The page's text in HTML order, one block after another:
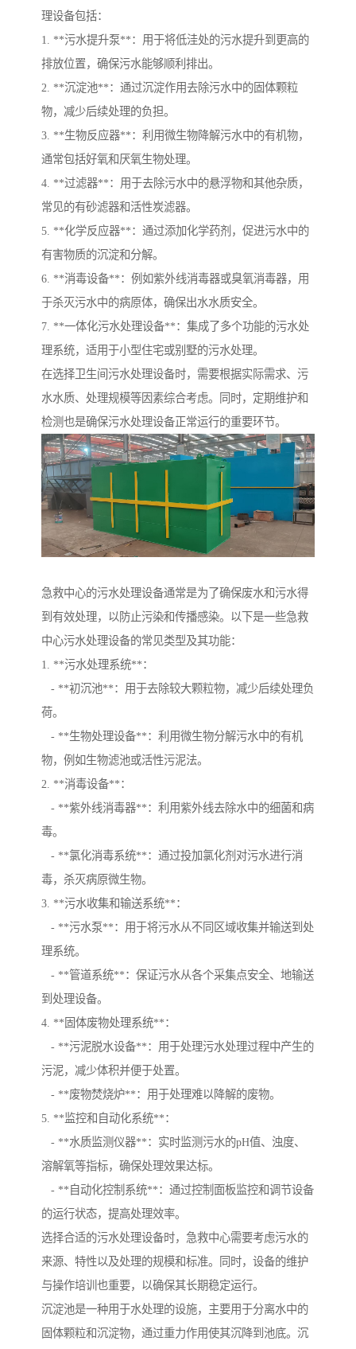
理设备包括：
1. **污水提升泵**：用于将低洼处的污水提升到更高的
排放位置，确保污水能够顺利排出。
2. **沉淀池**：通过沉淀作用去除污水中的固体颗粒
物，减少后续处理的负担。
3. **生物反应器**：利用微生物降解污水中的有机物，
通常包括好氧和厌氧生物处理。
4. **过滤器**：用于去除污水中的悬浮物和其他杂质，
常见的有砂滤器和活性炭滤器。
5. **化学反应器**：通过添加化学药剂，促进污水中的
有害物质的沉淀和分解。
6. **消毒设备**：例如紫外线消毒器或臭氧消毒器，用
于杀灭污水中的病原体，确保出水水质安全。
7. **一体化污水处理设备**：集成了多个功能的污水处
理系统，适用于小型住宅或别墅的污水处理。
在选择卫生间污水处理设备时，需要根据实际需求、污
水水质、处理规模等因素综合考虑。同时，定期维护和
检测也是确保污水处理设备正常运行的重要环节。
急救中心的污水处理设备通常是为了确保废水和污水得
到有效处理，以防止污染和传播感染。以下是一些急救
中心污水处理设备的常见类型及其功能：
1. **污水处理系统**：
- **初沉池**：用于去除较大颗粒物，减少后续处理负
荷。
- **生物处理设备**：利用微生物分解污水中的有机
物，例如生物滤池或活性污泥法。
2. **消毒设备**：
- **紫外线消毒器**：利用紫外线去除水中的细菌和病
毒。
- **氯化消毒系统**：通过投加氯化剂对污水进行消
毒，杀灭病原微生物。
3. **污水收集和输送系统**：
- **污水泵**：用于将污水从不同区域收集并输送到处
理系统。
- **管道系统**：保证污水从各个采集点安全、地输送
到处理设备。
4. **固体废物处理系统**：
- **污泥脱水设备**：用于处理污水处理过程中产生的
污泥，减少体积并便于处置。
- **废物焚烧炉**：用于处理难以降解的废物。
5. **监控和自动化系统**：
- **水质监测仪器**：实时监测污水的pH值、浊度、
溶解氧等指标，确保处理效果达标。
- **自动化控制系统**：通过控制面板监控和调节设备
的运行状态，提高处理效率。
选择合适的污水处理设备时，急救中心需要考虑污水的
来源、特性以及处理的规模和标准。同时，设备的维护
与操作培训也重要，以确保其长期稳定运行。
沉淀池是一种用于水处理的设施，主要用于分离水中的
固体颗粒和沉淀物，通过重力作用使其沉降到池底。沉